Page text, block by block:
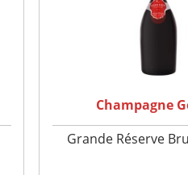
Champagne
Grande Réserve